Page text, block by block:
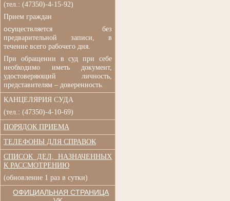
(тел.: (47350)-4-15-92)
Прием граждан
осуществляется без
предварительной записи, в
течение всего рабочего дня.
При обращении в суд при
себе
необходимо иметь документ,
удостоверяющий личность,
представителям – доверенность.
КАНЦЕЛЯРИЯ СУДА
(тел.: (47350)-4-10-69)
ПОРЯДОК ПРИЕМА
ТЕЛЕФОНЫ ДЛЯ СПРАВОК
СПИСОК ДЕЛ, НАЗНАЧЕННЫХ
К РАССМОТРЕНИЮ
(обновление 1 раз в сутки)
ОФИЦИАЛЬНАЯ СТРАНИЦА